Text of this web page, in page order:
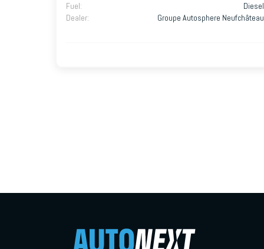
Fuel:
Diesel
Dealer: Groupe Autosphere Neufchâteau